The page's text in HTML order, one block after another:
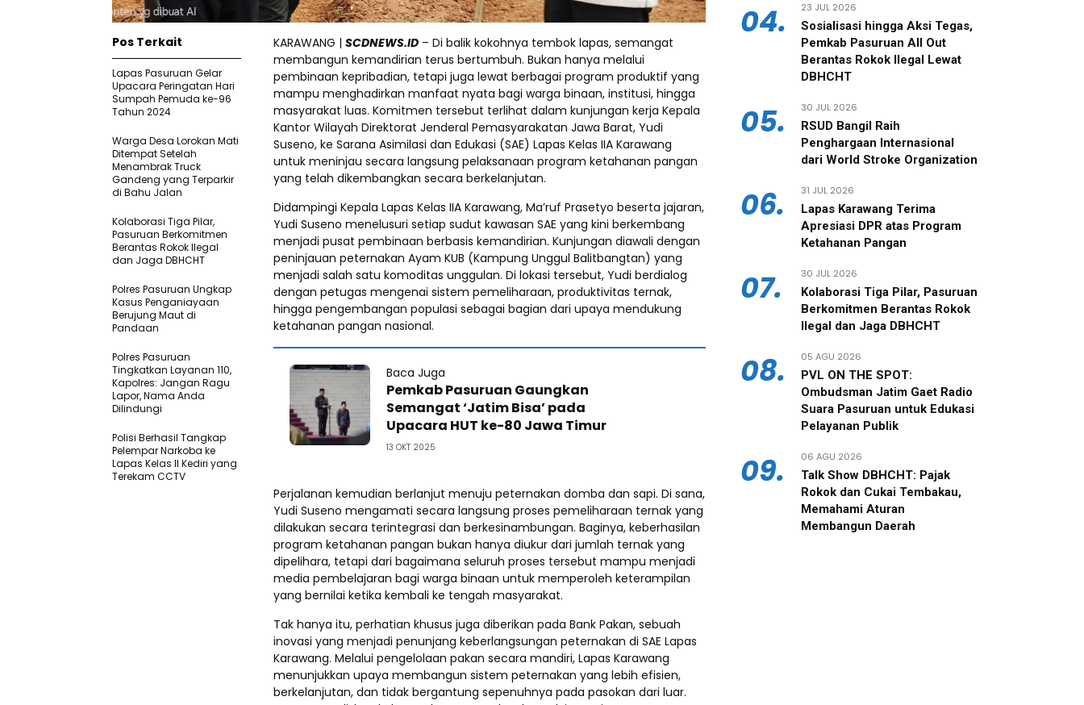
KARAWANG | SCDNEWS.ID – Di balik kokohnya tembok lapas, semangat
membangun kemandirian terus bertumbuh. Bukan hanya melalui
pembinaan kepribadian, tetapi juga lewat berbagai program produktif yang
mampu menghadirkan manfaat nyata bagi warga binaan, institusi, hingga
masyarakat luas. Komitmen tersebut terlihat dalam kunjungan kerja Kepala
Kantor Wilayah Direktorat Jenderal Pemasyarakatan Jawa Barat, Yudi
Suseno, ke Sarana Asimilasi dan Edukasi (SAE) Lapas Kelas IIA Karawang
untuk meninjau secara langsung pelaksanaan program ketahanan pangan
yang telah dikembangkan secara berkelanjutan.
Didampingi Kepala Lapas Kelas IIA Karawang, Ma’ruf Prasetyo beserta jajaran,
Yudi Suseno menelusuri setiap sudut kawasan SAE yang kini berkembang
menjadi pusat pembinaan berbasis kemandirian. Kunjungan diawali dengan
peninjauan peternakan Ayam KUB (Kampung Unggul Balitbangtan) yang
menjadi salah satu komoditas unggulan. Di lokasi tersebut, Yudi berdialog
dengan petugas mengenai sistem pemeliharaan, produktivitas ternak,
hingga pengembangan populasi sebagai bagian dari upaya mendukung
ketahanan pangan nasional.
Baca Juga
Pemkab Pasuruan Gaungkan
Semangat ‘Jatim Bisa’ pada
Upacara HUT ke-80 Jawa Timur
13 OKT 2025
Perjalanan kemudian berlanjut menuju peternakan domba dan sapi. Di sana,
Yudi Suseno mengamati secara langsung proses pemeliharaan ternak yang
dilakukan secara terintegrasi dan berkesinambungan. Baginya, keberhasilan
program ketahanan pangan bukan hanya diukur dari jumlah ternak yang
dipelihara, tetapi dari bagaimana seluruh proses tersebut mampu menjadi
media pembelajaran bagi warga binaan untuk memperoleh keterampilan
yang bernilai ketika kembali ke tengah masyarakat.
Tak hanya itu, perhatian khusus juga diberikan pada Bank Pakan, sebuah
inovasi yang menjadi penunjang keberlangsungan peternakan di SAE Lapas
Karawang. Melalui pengelolaan pakan secara mandiri, Lapas Karawang
menunjukkan upaya membangun sistem peternakan yang lebih efisien,
berkelanjutan, dan tidak bergantung sepenuhnya pada pasokan dari luar.
Pos Terkait
Lapas Pasuruan Gelar
Upacara Peringatan Hari
Sumpah Pemuda ke-96
Tahun 2024
Warga Desa Lorokan Mati
Ditempat Setelah
Menambrak Truck
Gandeng yang Terparkir
di Bahu Jalan
‎Kolaborasi Tiga Pilar,
Pasuruan Berkomitmen
Berantas Rokok Ilegal
dan Jaga DBHCHT
Polres Pasuruan Ungkap
Kasus Penganiayaan
Berujung Maut di
Pandaan
Polres Pasuruan
Tingkatkan Layanan 110,
Kapolres: Jangan Ragu
Lapor, Nama Anda
Dilindungi
Polisi Berhasil Tangkap
Pelempar Narkoba ke
Lapas Kelas II Kediri yang
Terekam CCTV
04. 23 JUL 2026
‎Sosialisasi hingga Aksi Tegas,
Pemkab Pasuruan All Out
Berantas Rokok Ilegal Lewat
DBHCHT
05. 30 JUL 2026
RSUD Bangil Raih
Penghargaan Internasional
dari World Stroke Organization
06. 31 JUL 2026
Lapas Karawang Terima
Apresiasi DPR atas Program
Ketahanan Pangan
07. 30 JUL 2026
‎Kolaborasi Tiga Pilar, Pasuruan
Berkomitmen Berantas Rokok
Ilegal dan Jaga DBHCHT
08. 05 AGU 2026
PVL ON THE SPOT:
Ombudsman Jatim Gaet Radio
Suara Pasuruan untuk Edukasi
Pelayanan Publik
09. 06 AGU 2026
‎Talk Show DBHCHT: Pajak
Rokok dan Cukai Tembakau,
Memahami Aturan
Membangun Daerah